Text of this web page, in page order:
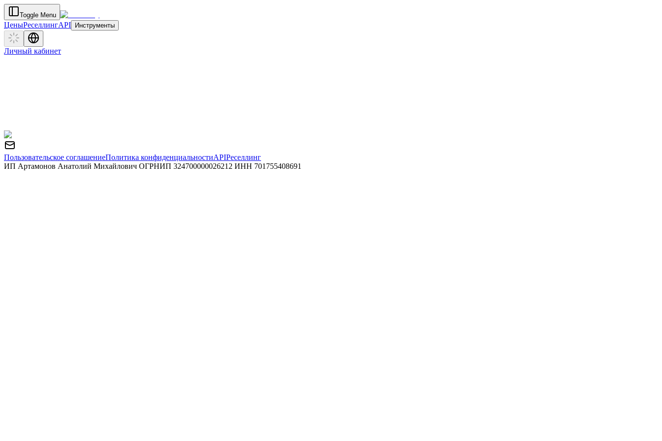
Toggle Menu
ЦеныРеселлингAPI Инструменты
Личный кабинет
Пользовательское соглашениеПолитика конфиденциальностиAPIРеселлинг
ИП Артамонов Анатолий Михайлович ОГРНИП 324700000026212 ИНН 701755408691